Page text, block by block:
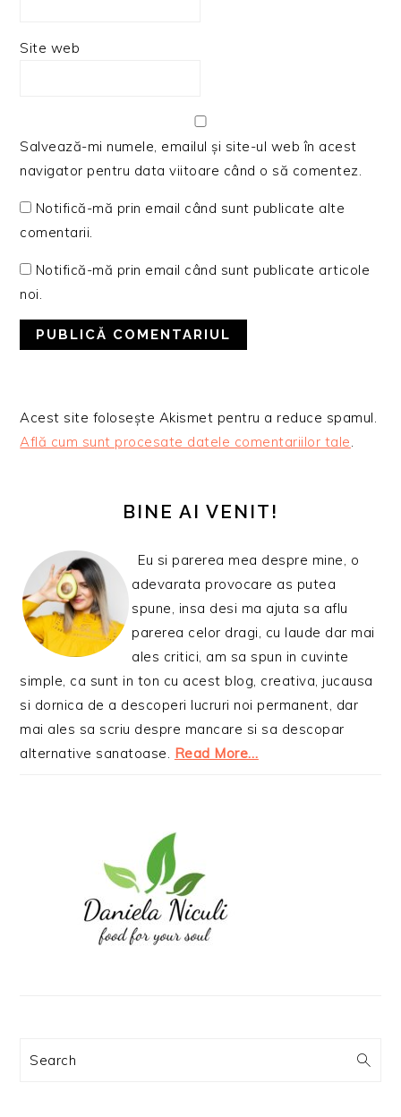
Site web
Salvează-mi numele, emailul și site-ul web în acest
navigator pentru data viitoare când o să comentez.
Notifică-mă prin email când sunt publicate alte
comentarii.
Notifică-mă prin email când sunt publicate articole
noi.
Acest site folosește Akismet pentru a reduce spamul.
Află cum sunt procesate datele comentariilor tale.
PRINCIPALĂBINE AI VENIT!
Eu si parerea mea despre mine, o
adevarata provocare as putea
spune, insa desi ma ajuta sa aflu
parerea celor dragi, cu laude dar mai
ales critici, am sa spun in cuvinte
simple, ca sunt in ton cu acest blog, creativa, jucausa
si dornica de a descoperi lucruri noi permanent, dar
mai ales sa scriu despre mancare si sa descopar
alternative sanatoase. Read More…
Search